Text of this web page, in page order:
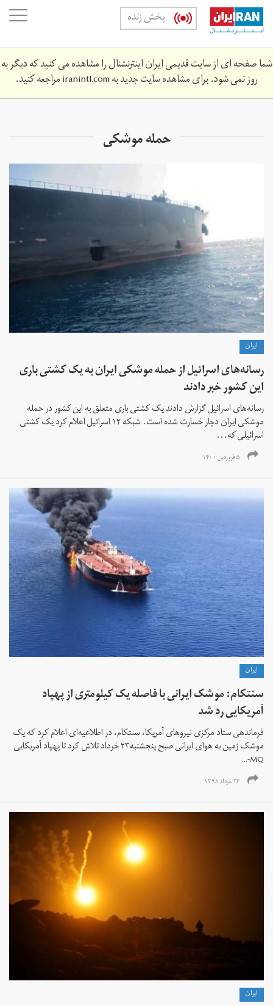
Skip
main
content
پخش زنده
شما صفحه ای از سایت قدیمی ایران اینترنشنال را مشاهده می کنید که دیگر به
روز نمی شود. برای مشاهده سایت جدید بهiranintl.comمراجعه کنید.
حمله موشکی
ايران
رسانه‌‌های اسرائیل از حمله موشکی ایران به یک کشتی باری
این کشور خبر دادند
رسانه‌های اسرائیل گزارش دادند یک کشتی باری متعلق به این کشور در حمله
موشکی ایران دچار خسارت شده است. شبکه ۱۲ اسرائیل اعلام کرد یک کشتی
اسرائیلی که...
۵ فروردین ۱۴۰۰
ايران
سنتکام: موشک ایرانی با فاصله یک‌ کیلومتری از پهپاد
آمریکایی رد شد
فرماندهی ستاد مرکزی نیروهای آمریکا، سنتکام، در اطلاعیه‌ای اعلام کرد که یک
موشک زمین به هوای ایرانی صبح پنجشنبه۲۳ خرداد تلاش کرد تا پهپاد آمریکایی
MQ-...
۲۶ خرداد ۱۳۹۸
ايران